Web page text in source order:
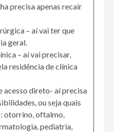
precisa apenas recair
– aí vai ter que
geral.
– aí vai precisar,
residência de clínica
direto- aí precisa
ou seja quais
otorrino, oftalmo,
pediatria,